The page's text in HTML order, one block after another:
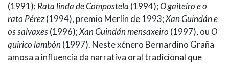
(1991); Rata linda de Compostela (1994);O gaiteiro e o
rato Pérez(1994), premio Merlín de 1993;Xan Guindán e
os salvaxes(1996);Xan Guindán mensaxeiro (1997), ouO
quirico lambón(1997). Neste xénero Bernardino Graña
amosa a influencia da narrativa oral tradicional que